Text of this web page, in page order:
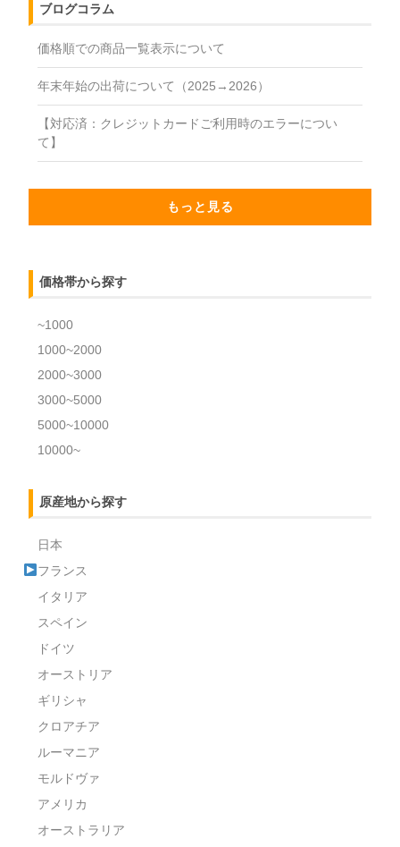
ブログコラム
価格順での商品一覧表示について
年末年始の出荷について（2025→2026）
【対応済：クレジットカードご利用時のエラーについ
て】
もっと見る
価格帯から探す
~1000
1000~2000
2000~3000
3000~5000
5000~10000
10000~
原産地から探す
日本
フランス
イタリア
スペイン
ドイツ
オーストリア
ギリシャ
クロアチア
ルーマニア
モルドヴァ
アメリカ
オーストラリア